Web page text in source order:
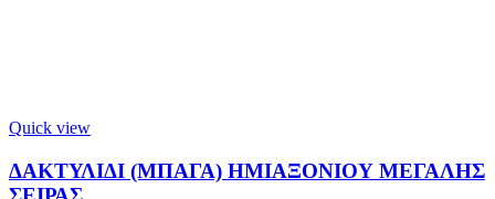
Quick view
ΔΑΚΤΥΛΙΔΙ (ΜΠΑΓΑ) ΗΜΙΑΞΟΝΙΟΥ ΜΕΓΑΛΗΣ